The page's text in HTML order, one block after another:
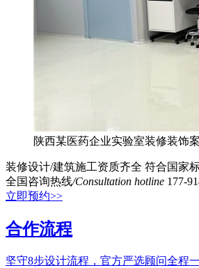
陕西某医药企业实验室装修装饰
装修设计/建筑施工资质齐全 符合国家
全国咨询热线/Consultation hotline 177-
立即预约>>
合作流程
坚守8步设计流程，官方严选顾问全程